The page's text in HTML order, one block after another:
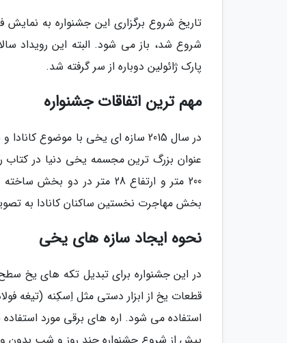
پارک ژائولین دوباره از سر گرفته شد.
مهم ترین اتفاقات جشنواره
در سال 2015 سازه ای یخی با موضوع
200 متر و ارتفاع 28 متر
بخش مهاجرت نخستین ساکنان کانادا به
نحوه ایجاد سازه های یخی
در این جشنواره برای تبدیل تکه های یخ
قطعات یخ از ابزار دستی مثل اِسکِنه (تیغه
استفاده می شود. اره های برقی مورد